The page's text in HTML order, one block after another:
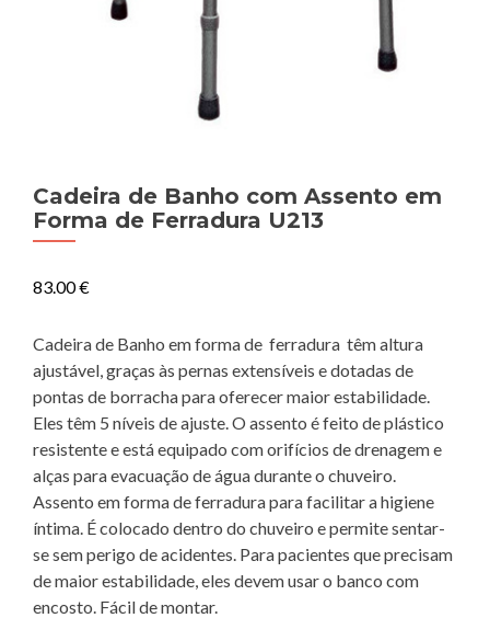
Cadeira de Banho com Assento em
Forma de Ferradura U213
83.00€
Cadeira de Banho em forma de ferradura têm altura
ajustável, graças às pernas extensíveis e dotadas de
pontas de borracha para oferecer maior estabilidade.
Eles têm 5 níveis de ajuste. O assento é feito de plástico
resistente e está equipado com orifícios de drenagem e
alças para evacuação de água durante o chuveiro.
Assento em forma de ferradura para facilitar a higiene
íntima. É colocado dentro do chuveiro e permite sentar-
se sem perigo de acidentes. Para pacientes que precisam
de maior estabilidade, eles devem usar o banco com
encosto. Fácil de montar.